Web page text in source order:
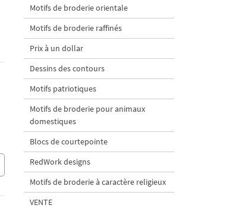
Motifs de broderie orientale
Motifs de broderie raffinés
Prix à un dollar
Dessins des contours
Motifs patriotiques
Motifs de broderie pour animaux
domestiques
Blocs de courtepointe
RedWork designs
Motifs de broderie à caractère religieux
VENTE